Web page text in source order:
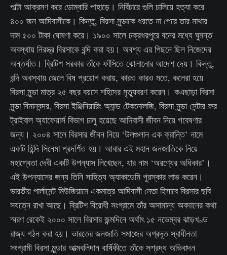
পাল্টা আক্রমণ করে ডোম্বারি পাহাড়ে। নির্বিচারে গুলি চালিয়ে হত্যা করে
৪০০ জন আদিবাসীকে। কিন্তু, বিরসা মুন্ডাকে ধরতে না পেরে তার মাথার
দাম ৫০০ টাকা ঘোষণা করে। ১৯০০ সালে চক্রধরপুরে বনের মধ্যে ঘুমন্ত
অবস্থায় নিরস্ত্র বিরসাকে বন্দি করা হয়। অবশ্য এর পিছনে ছিল নিজেদের
অন্তর্ঘাত। ব্রিটিশ সরকার তাঁকে ফাঁসিতে ঝোলানোর আদেশ দেয়। কিন্তু,
বন্দি অবস্থায় জেলে বিষ প্রয়োগ করায়, কারও কারও মতে, কলেরা হয়ে
বিরসা মুন্ডা মাত্র ২৫ বছর বয়সে শহিদের মৃত্যুবরণ করেন। কএছাড়া বিরসা
মুন্ডা বিমানবন্দর, বিরসা ইঞ্জিনিয়ারিং অ্যান্ড টেকনোলজি, বিরসা মুন্ডা সেন্টার ফর
ট্রাইবাল অ্যাফেয়ার্স বিভাগ চালু হয়েছে আদিবাসী জীবন নিয়ে গবেষণার
জন্য। ২০০৪ সালে বিরসার জীবন নিয়ে ‘উলগুলান এক ক্রান্তি’ নামে
একটি হিন্দি সিনেমা প্রদর্শিত হয়। আবার এই মহান জনজাতিকে নিয়ে
মহাশ্বেতা দেবী একটি উপন্যাস লিখেছেন, যার নাম ‘অরণ্যের অধিকার’।
এই উপন্যাসের জন্য তিনি সাহিত্য অ্যাকাডেমি পুরস্কার লাভ করেন।
ভারতীয় পার্লামেন্ট মিউজিয়ামে একমাত্র আদিবাসী নেতা হিসাবে বিরসার ছবি
সযত্নে রাখা আছে। ব্রিটিশ বিরোধী সংগ্রামে তাঁর অসামান্য অবদানের কথা
স্মরণ রেকেই ২০০০ সালে বিরসার জন্মদিনে অর্থাৎ ১৫ নভেম্বর ঝাড়খণ্ড
রাজ্য গঠন করা হয়। ভারতের জনজাতি সমাজের অগ্রদূত স্বাধীনতা
সংগ্রামী বিরসা মুন্ডার আত্মবলিদান বার্ষিকীতে তাঁকে সশ্রদ্ধ অভিবাদন